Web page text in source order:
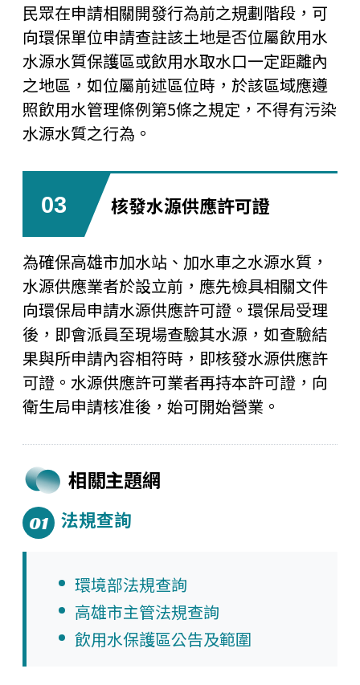
民眾在申請相關開發行為前之規劃階段，可
向環保單位申請查註該土地是否位屬飲用水
水源水質保護區或飲用水取水口一定距離內
之地區，如位屬前述區位時，於該區域應遵
照飲用水管理條例第5條之規定，不得有污染
水源水質之行為。
03 核發水源供應許可證
為確保高雄市加水站、加水車之水源水質，
水源供應業者於設立前，應先檢具相關文件
向環保局申請水源供應許可證。環保局受理
後，即會派員至現場查驗其水源，如查驗結
果與所申請內容相符時，即核發水源供應許
可證。水源供應許可業者再持本許可證，向
衛生局申請核准後，始可開始營業。
相關主題網
01 法規查詢
環境部法規查詢
高雄市主管法規查詢
飲用水保護區公告及範圍